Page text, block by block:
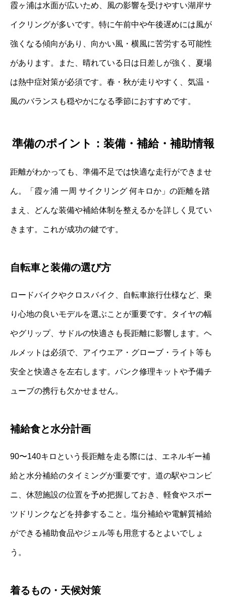
霞ヶ浦は水面が広いため、風の影響を受けやすい湖岸サ
イクリングが多いです。特に午前中や午後遅めには風が
強くなる傾向があり、向かい風・横風に苦労する可能性
があります。また、晴れている日は日差しが強く、夏場
は熱中症対策が必須です。春・秋が走りやすく、気温・
風のバランスも穏やかになる季節におすすめです。
準備のポイント：装備・補給・補助情報
距離がわかっても、準備不足では快適な走行ができませ
ん。「霞ヶ浦 一周 サイクリング 何キロか」の距離を踏
まえ、どんな装備や補給体制を整えるかを詳しく見てい
きます。これが成功の鍵です。
自転車と装備の選び方
ロードバイクやクロスバイク、自転車旅行仕様など、乗
り心地の良いモデルを選ぶことが重要です。タイヤの幅
やグリップ、サドルの快適さも長距離に影響します。ヘ
ルメットは必須で、アイウエア・グローブ・ライト等も
安全と快適さを左右します。パンク修理キットや予備チ
ューブの携行も欠かせません。
補給食と水分計画
90〜140キロという長距離を走る際には、エネルギー補
給と水分補給のタイミングが重要です。道の駅やコンビ
ニ、休憩施設の位置を予め把握しておき、軽食やスポー
ツドリンクなどを持参すること。塩分補給や電解質補給
ができる補助食品やジェル等も用意するとよいでしょ
う。
着るもの・天候対策